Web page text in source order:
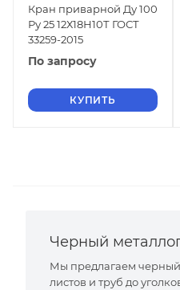
Кран приварной Ду 100
Ру 25 12Х18Н10Т ГОСТ
33259-2015
По запросу
КУПИТЬ
Черный
Мы предлагаем
листов и труб до